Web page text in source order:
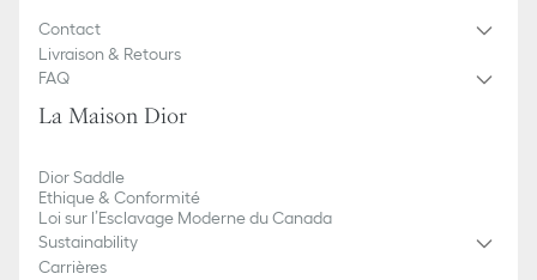
Contact
Livraison & Retours
FAQ
La Maison Dior
Dior Saddle
Ethique & Conformité
Loi sur l’Esclavage Moderne du Canada
Sustainability
Carrières